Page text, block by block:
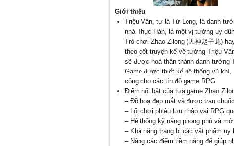
Giới thiệu
Triệu Vân, tự là Tử Long, là danh
nhà Thục Hán, là một vị tướng uy
Trò chơi Zhao Zilong (天神赵子龙)
theo cốt truyện kể về tướng Triệu
sẽ được hoá thân thành danh tướng
Game được thiết kế hệ thống vũ
công cho các tín đồ game RPG.
Điểm nổi bật của tựa game Zhao
– Đồ hoạ đẹp mắt và được trau
– Lối chơi phiêu lưu nhập vai RPG
– Hệ thống kỹ năng phong phú và
– Khả năng trang bị các vật phẩm uy
– Nâng các điểm tiềm năng để giúp